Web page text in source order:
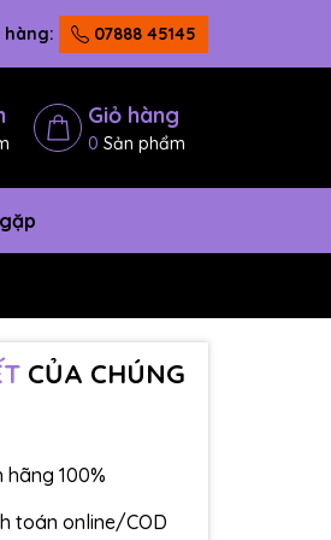
hàng: 07888 45145
Giỏ hàng
0 Sản phẩm
CỦA CHÚNG
hãng 100%
toán online/COD